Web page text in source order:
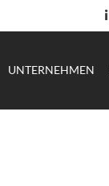
UNTERNEHMEN